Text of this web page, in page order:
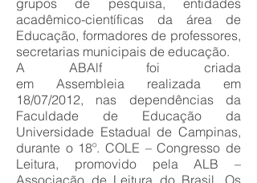
grupos de pesquisa, entidades
acadêmico-científicas da área de
Educação, formadores de professores,
secretarias municipais de educação.
A ABAlf foi criada
em Assembleia realizada em
18/07/2012, nas dependências da
Faculdade de Educação da
Universidade Estadual de Campinas,
durante o 18º. COLE – Congresso de
Leitura, promovido pela ALB –
Associação de Leitura do Brasil. Os